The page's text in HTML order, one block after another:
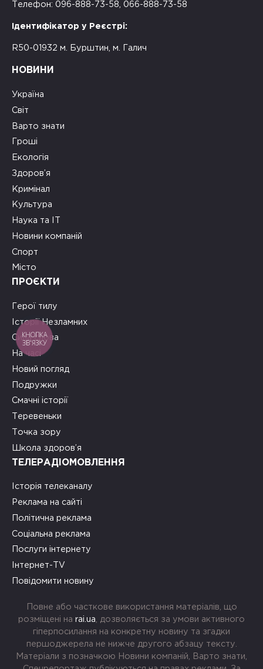
Телефон: 096-888-73-58, 066-888-73-58
Ідентифікатор у Реєстрі:
R50-01932 м. Бурштин, м. Галич
НОВИНИ
Україна
Світ
Варто знати
Гроші
Екологія
Здоров’я
Кримінал
Культура
Наука та ІТ
Новини компаній
Спорт
Місто
ПРОЄКТИ
Герої тилу
Історії Незламних
Сила слова
На часі
Новий погляд
Подружки
Смачні історії
Теревеньки
Точка зору
Школа здоров’я
ТЕЛЕРАДІОМОВЛЕННЯ
Історія телеканалу
Реклама на сайті
Політична реклама
Соціальна реклама
Послуги інтернету
Інтернет-TV
Повідомити новину
Повне або часткове використання матеріалів, що
розміщені на rai.ua , дозволяється за умови активного
гіперпосилання на конкретну новину та згадки
першоджерела не нижче другого абзацу тексту.
Матеріали з позначкою Новини компаній, Варто знати,
КНОПКА
ЗВ'ЯЗКУ